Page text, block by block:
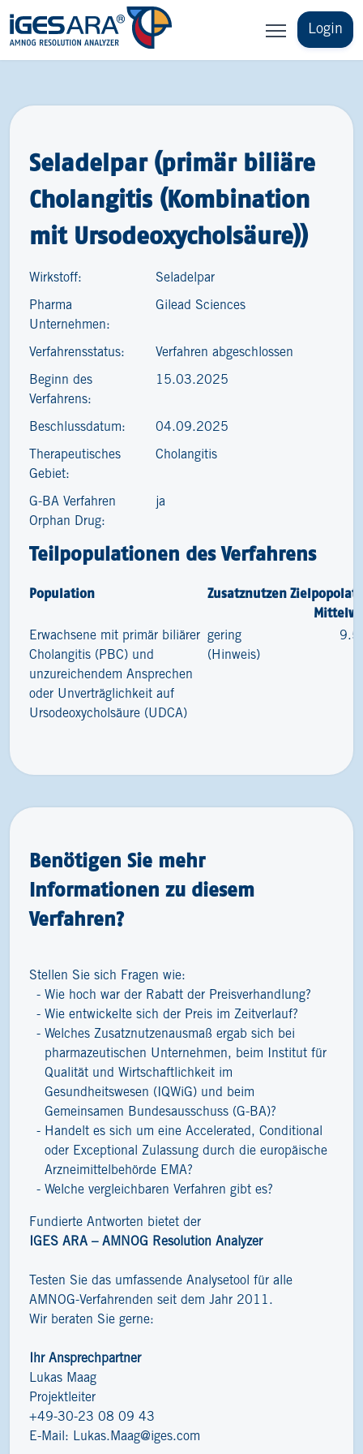
Login
Seladelpar (primär biliäre
Cholangitis (Kombination
mit Ursodeoxycholsäure))
Wirkstoff: Seladelpar
Pharma
Unternehmen:
Gilead Sciences
Verfahrensstatus: Verfahren abgeschlossen
Beginn des
Verfahrens:
15.03.2025
Beschlussdatum: 04.09.2025
Therapeutisches
Gebiet:
Cholangitis
G-BA Verfahren
Orphan Drug:
ja
Teilpopulationen des Verfahrens
Population Zusatznutzen
Erwachsene mit primär biliärer
Cholangitis (PBC) und
unzureichendem Ansprechen
oder Unverträglichkeit auf
Ursodeoxycholsäure (UDCA)
gering
(Hinweis)
Benötigen Sie mehr
Informationen zu diesem
Verfahren?
Stellen Sie sich Fragen wie:
Wie hoch war der Rabatt der Preisverhandlung?
Wie entwickelte sich der Preis im Zeitverlauf?
Welches Zusatznutzenausmaß ergab sich bei
pharmazeutischen Unternehmen, beim Institut für
Qualität und Wirtschaftlichkeit im
Gesundheitswesen (IQWiG) und beim
Gemeinsamen Bundesausschuss (G-BA)?
Handelt es sich um eine Accelerated, Conditional
oder Exceptional Zulassung durch die europäische
Arzneimittelbehörde EMA?
Welche vergleichbaren Verfahren gibt es?
Fundierte Antworten bietet der
IGES ARA – AMNOG Resolution Analyzer
Testen Sie das umfassende Analysetool für alle
AMNOG-Verfahrenden seit dem Jahr 2011.
Wir beraten Sie gerne:
Ihr Ansprechpartner
Lukas Maag
Projektleiter
+49-30-23 08 09 43
E-Mail: Lukas.Maag@iges.com